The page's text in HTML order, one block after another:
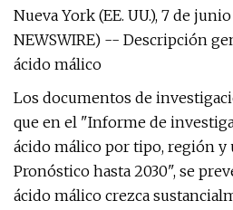
Nueva York (EE. UU.), 7 de
NEWSWIRE) -- Descripción
ácido málico
Los documentos de
que en el "Informe de
ácido málico por tipo, región
Pronóstico hasta 2030", se
ácido málico crezca